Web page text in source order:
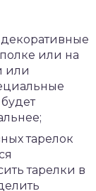
или на
или
тарелок
тарелки в